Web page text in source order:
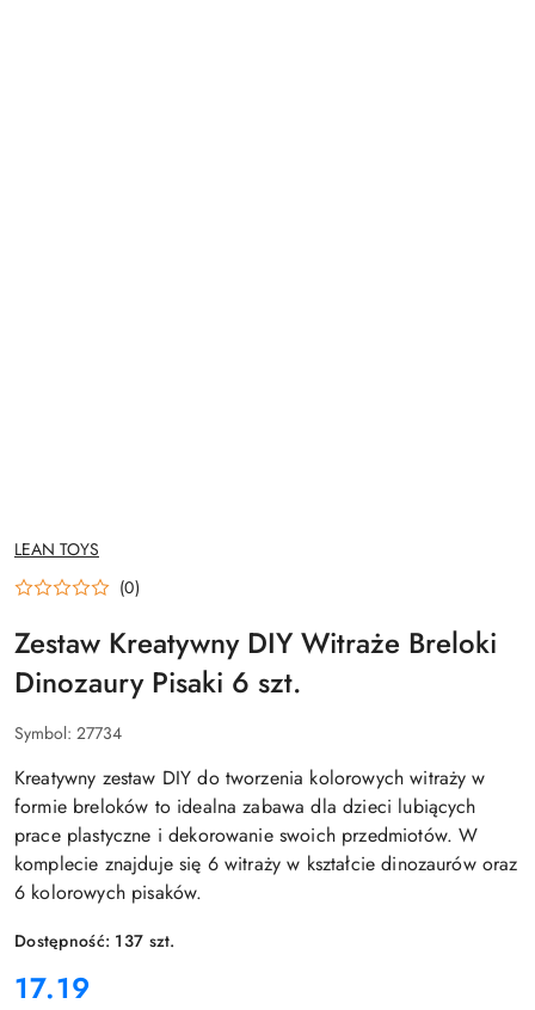
NAZWA
PRODUCENTA:
LEAN TOYS
(0)
Zestaw Kreatywny DIY Witraże Breloki
Dinozaury Pisaki 6 szt.
Symbol: 27734
Kreatywny zestaw DIY do tworzenia kolorowych witraży w
formie breloków to idealna zabawa dla dzieci lubiących
prace plastyczne i dekorowanie swoich przedmiotów. W
komplecie znajduje się 6 witraży w kształcie dinozaurów oraz
6 kolorowych pisaków.
Dostępność: 137 szt.
cena:
17.19